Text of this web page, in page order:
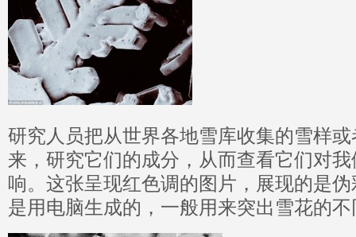
研究人员把从世界各地雪库收集的雪样
来，研究它们的成分，从而查看它们对
响。这张呈现红色调的图片，展现的是
是用电脑生成的，一般用来突出雪花的